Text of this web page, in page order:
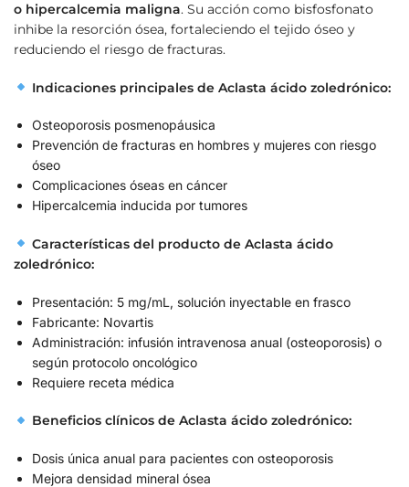
o hipercalcemia maligna. Su acción como bisfosfonato
inhibe la resorción ósea, fortaleciendo el tejido óseo y
reduciendo el riesgo de fracturas.
Indicaciones principales de Aclasta ácido zoledrónico:
Osteoporosis posmenopáusica
Prevención de fracturas en hombres y mujeres con riesgo
óseo
Complicaciones óseas en cáncer
Hipercalcemia inducida por tumores
Características del producto de Aclasta ácido
zoledrónico:
Presentación: 5 mg/mL, solución inyectable en frasco
Fabricante: Novartis
Administración: infusión intravenosa anual (osteoporosis) o
según protocolo oncológico
Requiere receta médica
Beneficios clínicos de Aclasta ácido zoledrónico:
Dosis única anual para pacientes con osteoporosis
Mejora densidad mineral ósea